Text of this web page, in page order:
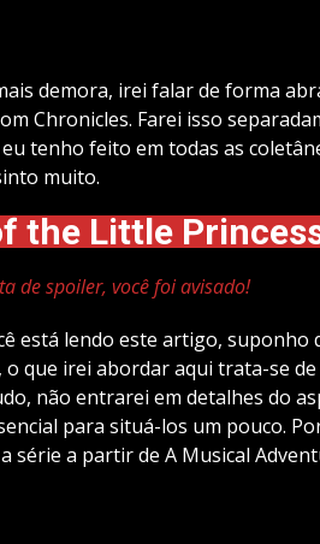
demora, irei falar de forma
Chronicles. Farei isso
tenho feito em todas as
muito.
the Little
de spoiler, você foi avisado!
está lendo este artigo, suponho
o que irei abordar aqui trata-se
não entrarei em detalhes do
para situá-los um pouco.
série a partir de A Musical